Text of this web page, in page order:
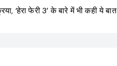
‘हेरा फेरी 3’ के बारे में भी कही ये बात